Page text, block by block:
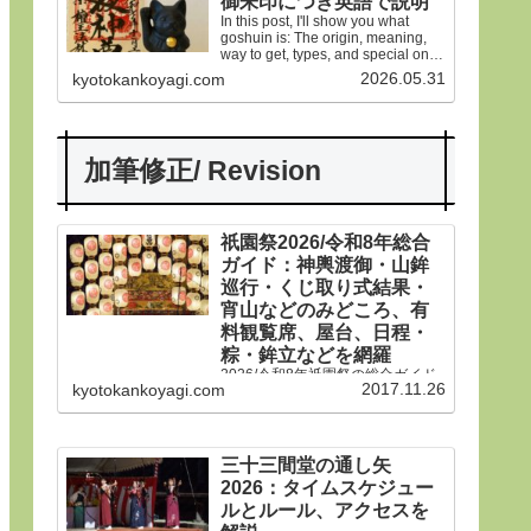
In this post, I'll show you what
goshuin is: The origin, meaning,
way to get, types, and special ones
in Gion Matsuri festival.
kyotokankoyagi.com 2026.05.31
加筆修正/ Revision
祇園祭2026/令和8年総合
ガイド：神輿渡御・山鉾
巡行・くじ取り式結果・
宵山などのみどころ、有
料観覧席、屋台、日程・
粽・鉾立などを網羅
2026/令和8年祇園祭の総合ガイド
です。本年は神輿渡御、山鉾巡
行・神輿渡御などの行事の日程、
生稚児や久世駒形稚児、各山鉾や
御朱印、屋台や歩行者天国や交通
規制などのおすすめ情報です。
kyotokankoyagi.com 2017.11.26
三十三間堂の通し矢
2026：タイムスケジュー
ルとルール、アクセスを